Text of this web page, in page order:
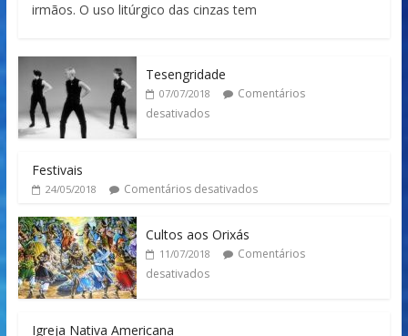
irmãos. O uso litúrgico das cinzas tem
Tesengridade
07/07/2018
Comentários
desativados
Festivais
24/05/2018 Comentários desativados
Cultos aos Orixás
11/07/2018
Comentários
desativados
Igreja Nativa Americana